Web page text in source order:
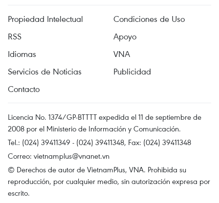
Propiedad Intelectual
Condiciones de Uso
RSS
Apoyo
Idiomas
VNA
Servicios de Noticias
Publicidad
Contacto
Licencia No. 1374/GP-BTTTT expedida el 11 de septiembre de
2008 por el Ministerio de Información y Comunicación.
Tel.: (024) 39411349 - (024) 39411348, Fax: (024) 39411348
Correo: vietnamplus@vnanet.vn
© Derechos de autor de VietnamPlus, VNA. Prohibida su
reproducción, por cualquier medio, sin autorización expresa por
escrito.